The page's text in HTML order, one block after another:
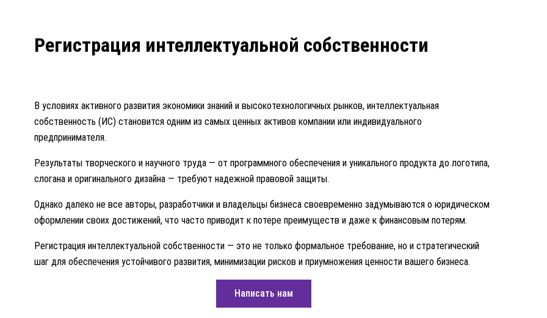
Регистрация интеллектуальной собственности
В условиях активного развития экономики знаний и высокотехнологичных рынков, интеллектуальная
собственность (ИС) становится одним из самых ценных активов компании или индивидуального
предпринимателя.
Результаты творческого и научного труда — от программного обеспечения и уникального продукта до логотипа,
слогана и оригинального дизайна — требуют надежной правовой защиты.
Однако далеко не все авторы, разработчики и владельцы бизнеса своевременно задумываются о юридическом
оформлении своих достижений, что часто приводит к потере преимуществ и даже к финансовым потерям.
Регистрация интеллектуальной собственности — это не только формальное требование, но и стратегический
шаг для обеспечения устойчивого развития, минимизации рисков и приумножения ценности вашего бизнеса.
Написать нам